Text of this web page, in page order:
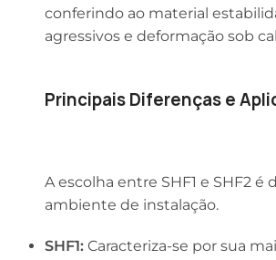
conferindo ao material
agressivos e deformação sob
Principais Diferenças e
A escolha entre SHF1 e SHF2
ambiente de instalação.
SHF1:Caracteriza-se por sua